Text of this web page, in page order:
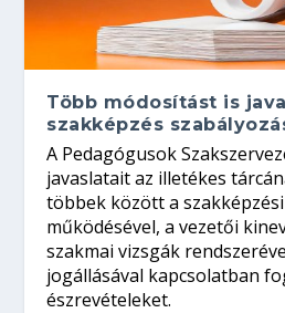
Több módosítást is
szakképzés
A Pedagógusok
javaslatait az illetékes
többek között a
működésével, a vezetői
szakmai vizsgák
jogállásával kapcsolatban
észrevételeket.